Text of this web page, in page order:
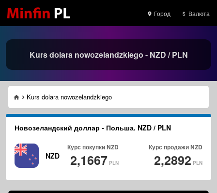
Город Валюта
Kurs dolara nowozelandzkiego - NZD / PLN
Kurs dolara nowozelandzkiego
Новозеландский доллар - Польша. NZD / PLN
NZD
Курс покупкиNZD
2,1667 PLN
Курс продажиNZD
2,2892 PLN